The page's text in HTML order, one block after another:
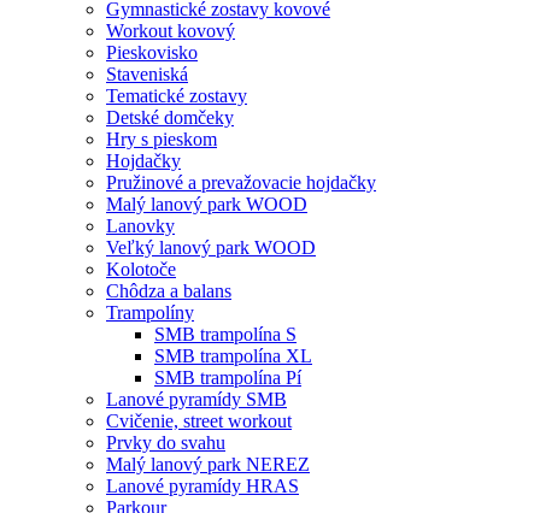
Gymnastické zostavy kovové
Workout kovový
Pieskovisko
Staveniská
Tematické zostavy
Detské domčeky
Hry s pieskom
Hojdačky
Pružinové a prevažovacie hojdačky
Malý lanový park WOOD
Lanovky
Veľký lanový park WOOD
Kolotoče
Chôdza a balans
Trampolíny
SMB trampolína S
SMB trampolína XL
SMB trampolína Pí
Lanové pyramídy SMB
Cvičenie, street workout
Prvky do svahu
Malý lanový park NEREZ
Lanové pyramídy HRAS
Parkour